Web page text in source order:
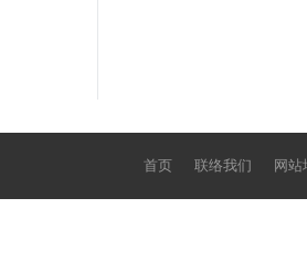
首页 联络我们 网站